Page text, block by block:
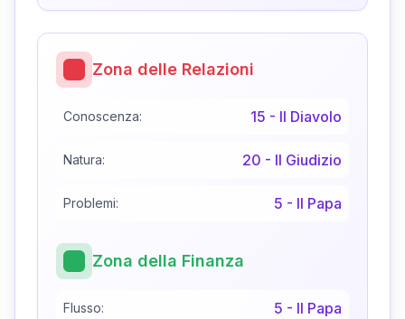
Zona delle Relazioni
Conoscenza: 15 - Il Diavolo
Natura: 20 - Il Giudizio
Problemi: 5 - Il Papa
Zona della Finanza
Flusso: 5 - Il Papa